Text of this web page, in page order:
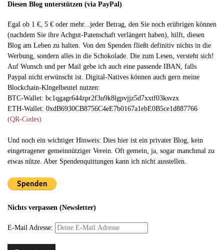
Diesen Blog unterstützen (via PayPal)
Egal ob 1 €, 5 € oder mehr...jeder Betrag, den Sie noch erübrigen können
(nachdem Sie ihre Achgut-Patenschaft verlängert haben), hilft, diesen
Blog am Leben zu halten. Von den Spenden fließt definitiv nichts in die
Werbung, sondern alles in die Schokolade. Die zum Lesen, versteht sich!
Auf Wunsch und per Mail gebe ich auch eine passende IBAN, falls
Paypal nicht erwünscht ist. Digital-Natives können auch gern meine
Blockchain-Klngelbeutel nutzen:
BTC-Wallet: bc1qgagr644zpr2f3u9k8lgpvjjz5d7xxtf03ksvzx
ETH-Wallet: 0xdB6930CB8756C4eE7b0167a1ebE0B5ce1d887766
(QR-Codes)
Und noch ein wichtiger Hinweis: Dies hier ist ein privater Blog, kein
eingetragener gemeinnütziger Verein. Oft gemein, ja, sogar manchmal zu
etwas nütze. Aber Spendenquittungen kann ich nicht ausstellen.
Nichts verpassen (Newsletter)
E-Mail Adresse: